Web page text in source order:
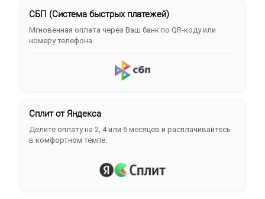
СБП (Система быстрых платежей)
Мгновенная оплата через Ваш банк по QR-коду или
номеру телефона.
Сплит от Яндекса
Делите оплату на 2, 4 или 6 месяцев и расплачивайтесь
в комфортном темпе.